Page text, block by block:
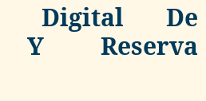
Digital De
Y Reserva